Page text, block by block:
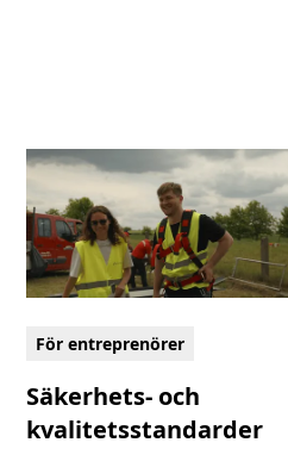
För entreprenörer
Säkerhets- och
kvalitetsstandarder